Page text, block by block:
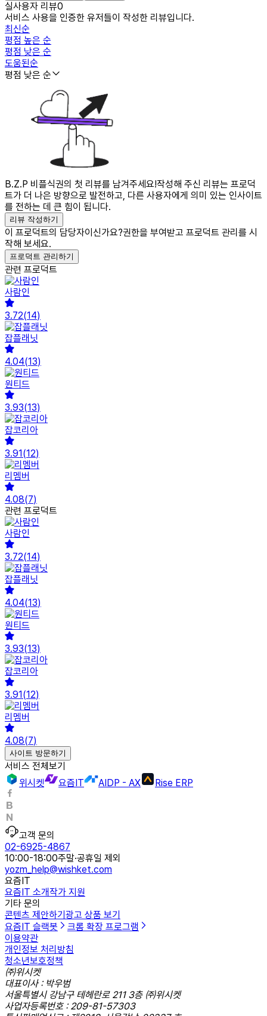
실사용자 리뷰0
서비스 사용을 인증한 유저들이 작성한 리뷰입니다.
최신순
평점 높은 순
평점 낮은 순
도움된순
평점 낮은 순
B.Z.P 비플식권의 첫 리뷰를 남겨주세요!작성해 주신 리뷰는 프로덕
트가 더 나은 방향으로 발전하고, 다른 사용자에게 의미 있는 인사이트
를 전하는 데 큰 힘이 됩니다.
리뷰 작성하기
이 프로덕트의 담당자이신가요?권한을 부여받고 프로덕트 관리를 시
작해 보세요.
프로덕트 관리하기
관련 프로덕트
사람인
3.72(14)
잡플래닛
4.04(13)
원티드
3.93(13)
잡코리아
3.91(12)
리멤버
4.08(7)
관련 프로덕트
사람인
3.72(14)
잡플래닛
4.04(13)
원티드
3.93(13)
잡코리아
3.91(12)
리멤버
4.08(7)
사이트 방문하기
서비스 전체보기
위시켓
요즘IT AIDP - AX Rise ERP
고객 문의
02-6925-4867
10:00-18:00주말·공휴일 제외
yozm_help@wishket.com
요즘IT
요즘IT 소개작가 지원
기타 문의
콘텐츠 제안하기광고 상품 보기
요즘IT 슬랙봇
크롬 확장 프로그램
이용약관
개인정보 처리방침
청소년보호정책
㈜위시켓
대표이사 : 박우범
서울특별시 강남구 테헤란로 211 3층 ㈜위시켓
사업자등록번호 : 209-81-57303